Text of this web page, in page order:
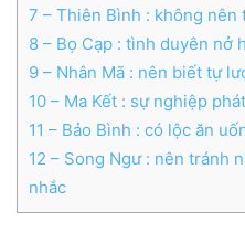
7 – Thiên Bình : không nên
8 – Bọ Cạp : tình duyên nở
9 – Nhân Mã : nên biết tự
10 – Ma Kết : sự nghiệp
11 – Bảo Bình : có lộc ăn
12 – Song Ngư : nên tránh
nhắc